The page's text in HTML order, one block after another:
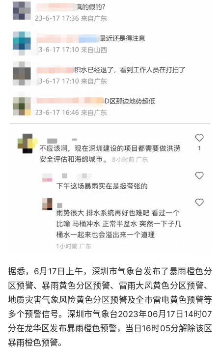
据悉，6月17日上午，深圳市气象台发布了暴雨橙色分
区预警、暴雨黄色分区预警、雷雨大风黄色分区预警、
地质灾害气象风险黄色分区预警及全市雷电黄色预警等
多个预警信号。深圳市气象台2023年06月17日14时07
分在龙华区发布暴雨橙色预警，当日16时05分解除该区
暴雨橙色预警。